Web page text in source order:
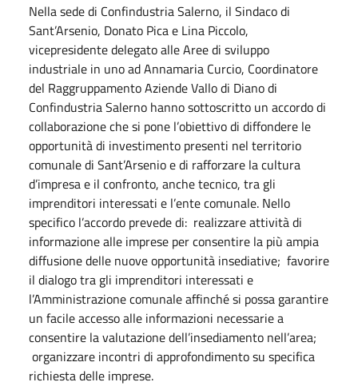
Nella sede di Confindustria Salerno, il Sindaco di
Sant’Arsenio, Donato Pica e Lina Piccolo,
vicepresidente delegato alle Aree di sviluppo
industriale in uno ad Annamaria Curcio, Coordinatore
del Raggruppamento Aziende Vallo di Diano di
Confindustria Salerno hanno sottoscritto un accordo di
collaborazione che si pone l’obiettivo di diffondere le
opportunità di investimento presenti nel territorio
comunale di Sant’Arsenio e di rafforzare la cultura
d’impresa e il confronto, anche tecnico, tra gli
imprenditori interessati e l’ente comunale. Nello
specifico l’accordo prevede di: realizzare attività di
informazione alle imprese per consentire la più ampia
diffusione delle nuove opportunità insediative; favorire
il dialogo tra gli imprenditori interessati e
l’Amministrazione comunale affinché si possa garantire
un facile accesso alle informazioni necessarie a
consentire la valutazione dell’insediamento nell’area;
organizzare incontri di approfondimento su specifica
richiesta delle imprese.